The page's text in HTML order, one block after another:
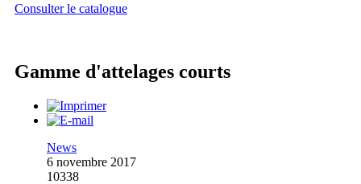
Consulter le catalogue
Gamme d'attelages courts
News
6 novembre 2017
10338